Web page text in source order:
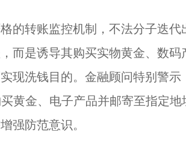
转账监控机制，不法分子迭代
是诱导其购买实物黄金、数码
现洗钱目的。金融顾问特别警示
黄金、电子产品并邮寄至指定
强防范意识。